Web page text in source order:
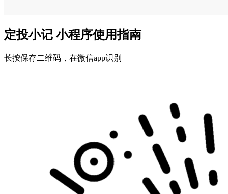
定投小记 小程序使用指南
长按保存二维码，在微信app识别